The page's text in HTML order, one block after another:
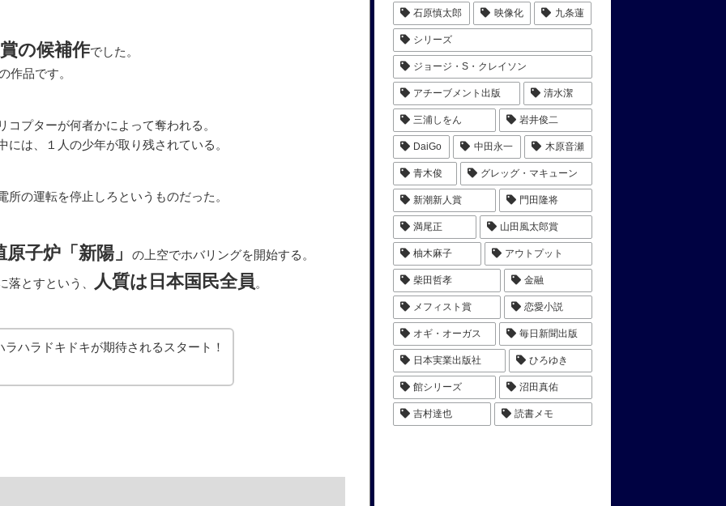
の候補作でした。
作品です。
プターが何者かによって奪われる。
は、１人の少年が取り残されている。
の運転を停止しろというものだった。
子炉「新陽」 の上空でホバリングを開始する。
とすという、 人質は日本国民全員 。
ハラドキドキが期待されるスタート！
石原慎太郎 映像化 九条蓮
シリーズ
ジョージ・S・クレイソン
アチーブメント出版 清水潔
三浦しをん 岩井俊二
DaiGo 中田永一 木原音瀬
青木俊 グレッグ・マキューン
新潮新人賞 門田隆将
満尾正 山田風太郎賞
柚木麻子 アウトプット
柴田哲孝 金融
メフィスト賞 恋愛小説
オギ・オーガス 毎日新聞出版
日本実業出版社 ひろゆき
館シリーズ 沼田真佑
吉村達也 読書メモ